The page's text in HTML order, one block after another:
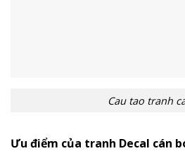
Cau tao tranh
Ưu điểm của tranh Decal cán